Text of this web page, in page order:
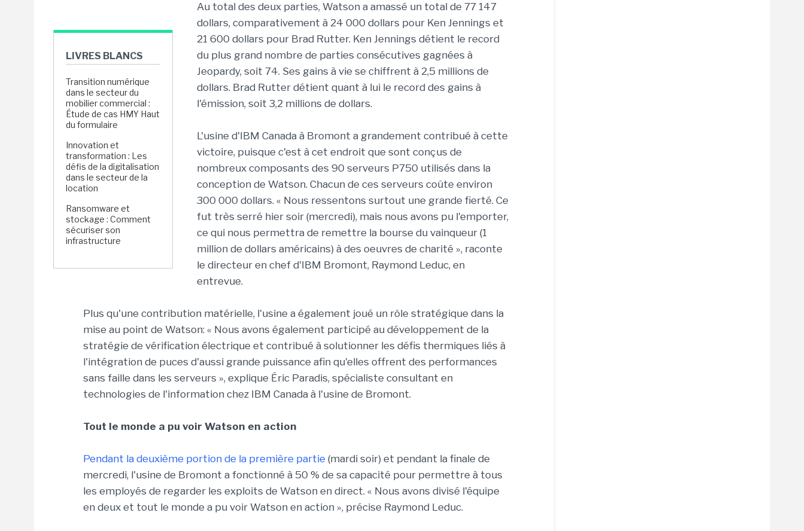
LIVRES BLANCS
Transition numérique
dans le secteur du
mobilier commercial :
Étude de cas HMY Haut
du formulaire
Innovation et
transformation : Les
défis de la digitalisation
dans le secteur de la
location
Ransomware et
stockage : Comment
sécuriser son
infrastructure
Au total des deux parties, Watson a amassé un total de 77 147
dollars, comparativement à 24 000 dollars pour Ken Jennings et
21 600 dollars pour Brad Rutter. Ken Jennings détient le record
du plus grand nombre de parties consécutives gagnées à
Jeopardy, soit 74. Ses gains à vie se chiffrent à 2,5 millions de
dollars. Brad Rutter détient quant à lui le record des gains à
l'émission, soit 3,2 millions de dollars.
L'usine d'IBM Canada à Bromont a grandement contribué à cette
victoire, puisque c'est à cet endroit que sont conçus de
nombreux composants des 90 serveurs P750 utilisés dans la
conception de Watson. Chacun de ces serveurs coûte environ
300 000 dollars. « Nous ressentons surtout une grande fierté. Ce
fut très serré hier soir (mercredi), mais nous avons pu l'emporter,
ce qui nous permettra de remettre la bourse du vainqueur (1
million de dollars américains) à des oeuvres de charité », raconte
le directeur en chef d'IBM Bromont, Raymond Leduc, en
entrevue.
Plus qu'une contribution matérielle, l'usine a également joué un rôle stratégique dans la
mise au point de Watson: « Nous avons également participé au développement de la
stratégie de vérification électrique et contribué à solutionner les défis thermiques liés à
l'intégration de puces d'aussi grande puissance afin qu'elles offrent des performances
sans faille dans les serveurs », explique Éric Paradis, spécialiste consultant en
technologies de l'information chez IBM Canada à l'usine de Bromont.
Tout le monde a pu voir Watson en action
Pendant la deuxième portion de la première partie (mardi soir) et pendant la finale de
mercredi, l'usine de Bromont a fonctionné à 50 % de sa capacité pour permettre à tous
les employés de regarder les exploits de Watson en direct. « Nous avons divisé l'équipe
en deux et tout le monde a pu voir Watson en action », précise Raymond Leduc.